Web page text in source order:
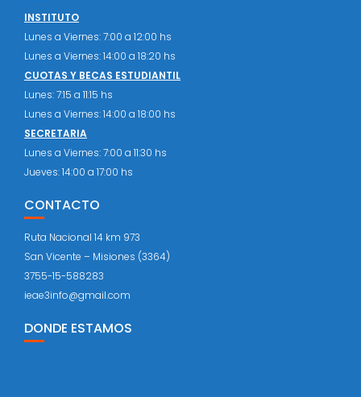
INSTITUTO
Lunes a Viernes: 7:00 a 12:00 hs
Lunes a Viernes: 14:00 a 18:20 hs
CUOTAS Y BECAS ESTUDIANTIL
Lunes: 7:15 a 11:15 hs
Lunes a Viernes: 14:00 a 18:00 hs
SECRETARIA
Lunes a Viernes: 7:00 a 11:30 hs
Jueves: 14:00 a 17:00 hs
CONTACTO
Ruta Nacional 14 km 973
San Vicente – Misiones (3364)
3755-15-588283
ieae3info@gmail.com
DONDE ESTAMOS